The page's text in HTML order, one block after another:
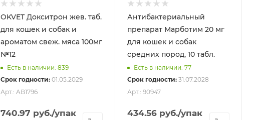
OKVET Докситрон жев. таб.
для кошек и собак и
ароматом свеж. мяса 100мг
№12
Есть в наличии: 839
Срок годности: 01.05.2029
Арт.: AB1796
740.97 руб./упак
Антибактериальный
препарат Марботим 20 мг
для кошек и собак
средних пород, 10 табл.
Есть в наличии: 77
Срок годности: 31.07.2028
Арт.: 90947
434.56 руб./упак